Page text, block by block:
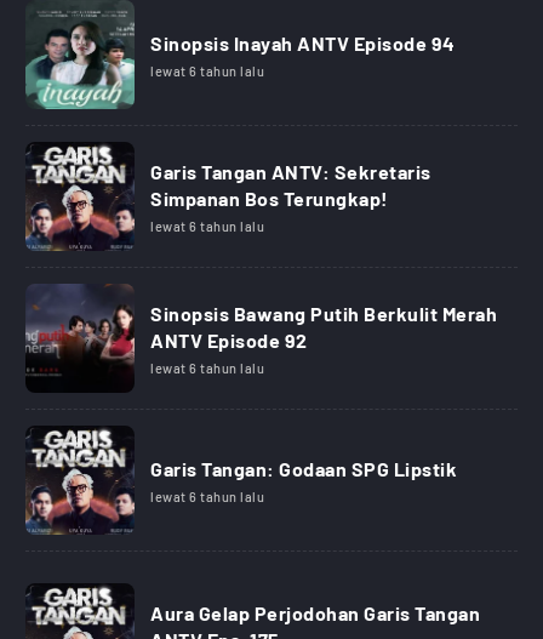
Sinopsis Inayah ANTV Episode 94
lewat 6 tahun lalu
Garis Tangan ANTV: Sekretaris
Simpanan Bos Terungkap!
lewat 6 tahun lalu
Sinopsis Bawang Putih Berkulit Merah
ANTV Episode 92
lewat 6 tahun lalu
Garis Tangan: Godaan SPG Lipstik
lewat 6 tahun lalu
Aura Gelap Perjodohan Garis Tangan